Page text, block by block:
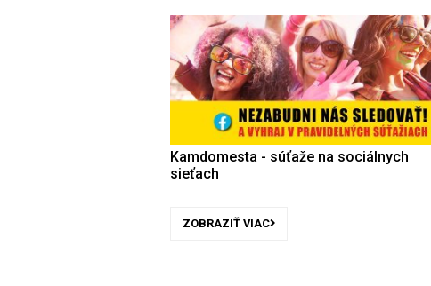
Kamdomesta - súťaže na sociálnych
sieťach
ZOBRAZIŤ VIAC